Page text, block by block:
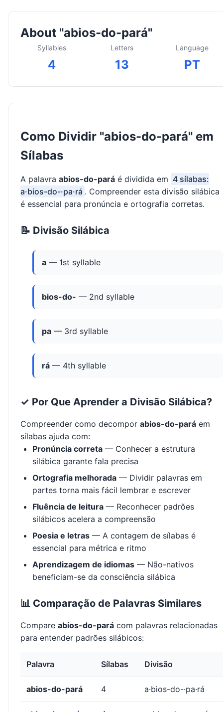
About "abios-do-pará"
Syllables
4
Letters
13
Language
PT
Como Dividir "abios-do-pará" em
Sílabas
A palavra abios-do-pará é dividida em 4 sílabas:
a·bios-do-·pa·rá . Compreender esta divisão silábica
é essencial para pronúncia e ortografia corretas.
📝 Divisão Silábica
a — 1st syllable
bios-do- — 2nd syllable
pa — 3rd syllable
rá — 4th syllable
✓ Por Que Aprender a Divisão Silábica?
Compreender como decompor abios-do-pará em
sílabas ajuda com:
Pronúncia correta — Conhecer a estrutura
silábica garante fala precisa
Ortografia melhorada — Dividir palavras em
partes torna mais fácil lembrar e escrever
Fluência de leitura — Reconhecer padrões
silábicos acelera a compreensão
Poesia e letras — A contagem de sílabas é
essencial para métrica e ritmo
Aprendizagem de idiomas — Não-nativos
beneficiam-se da consciência silábica
📊 Comparação de Palavras Similares
Compare abios-do-pará com palavras relacionadas
para entender padrões silábicos:
Palavra Sílabas Divisão
abios-do-pará 4 a·bios-do-·pa·rá